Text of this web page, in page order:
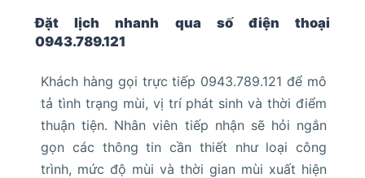
Đặt lịch nhanh qua số điện thoại
0943.789.121
Khách hàng gọi trực tiếp 0943.789.121 để mô
tả tình trạng mùi, vị trí phát sinh và thời điểm
thuận tiện. Nhân viên tiếp nhận sẽ hỏi ngắn
gọn các thông tin cần thiết như loại công
trình, mức độ mùi và thời gian mùi xuất hiện